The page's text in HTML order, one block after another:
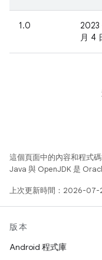
1.0
2023
月 4
這個頁面中的內容和程式
Java 與 OpenJDK 是
上次更新時間：2026-07-
版本
Android 程式庫